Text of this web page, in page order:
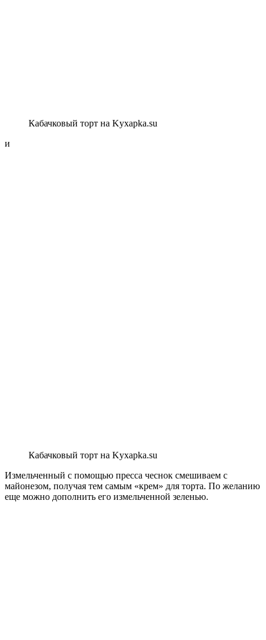
Кабачковый торт на Kyxapka.su
и
Кабачковый торт на Kyxapka.su
Измельченный с помощью пресса чеснок смешиваем с
майонезом, получая тем самым «крем» для торта. По желанию
еще можно дополнить его измельченной зеленью.